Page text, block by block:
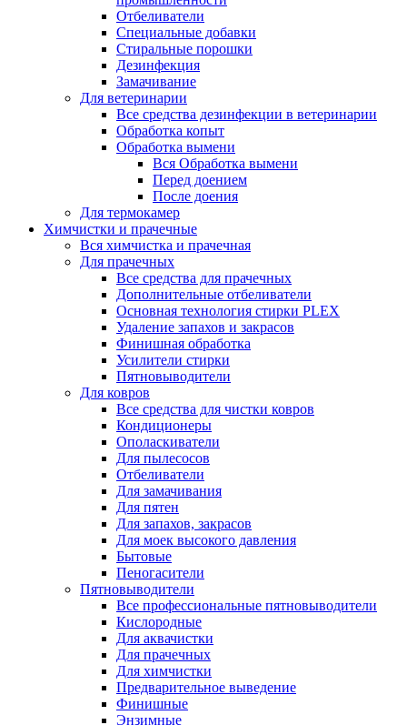
Отбеливатели
Специальные добавки
Стиральные порошки
Дезинфекция
Замачивание
Для ветеринарии
Все средства дезинфекции в ветеринарии
Обработка копыт
Обработка вымени
Вся Обработка вымени
Перед доением
После доения
Для термокамер
Химчистки и прачечные
Вся химчистка и прачечная
Для прачечных
Все средства для прачечных
Дополнительные отбеливатели
Основная технология стирки PLEX
Удаление запахов и закрасов
Финишная обработка
Усилители стирки
Пятновыводители
Для ковров
Все средства для чистки ковров
Кондиционеры
Ополаскиватели
Для пылесосов
Отбеливатели
Для замачивания
Для пятен
Для запахов, закрасов
Для моек высокого давления
Бытовые
Пеногасители
Пятновыводители
Все профессиональные пятновыводители
Кислородные
Для аквачистки
Для прачечных
Для химчистки
Предварительное выведение
Финишные
Энзимные